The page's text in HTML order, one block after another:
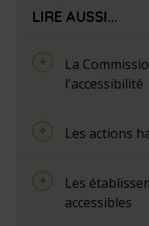
LIRE AUSSI...
La
l'accessibilité
Les actions
Les
accessibles